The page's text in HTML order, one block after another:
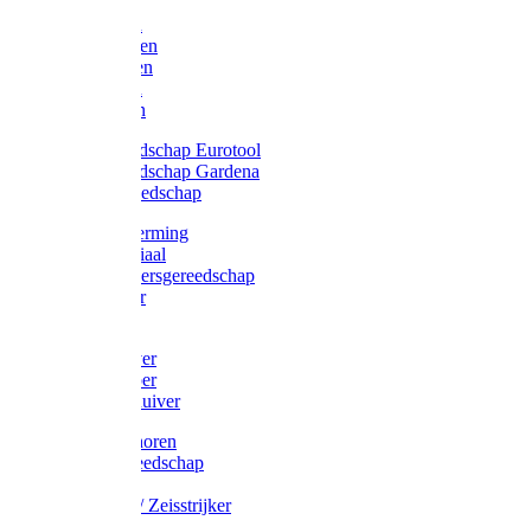
Gazonharken
Asfaltharken
Hooiharken
Handgereedschap Eurotool
Handgereedschap Gardena
Kindergereedschap
Kniebescherming
Afzetmateriaal
Stratenmakersgereedschap
Straathamer
Mestschuiver
Mestschraper
Sneeuwschuiver
Zeis toebehoren
Baggergereedschap
Wetstenen / Zeisstrijker